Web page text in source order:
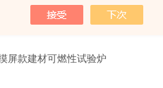
备，耐环境老化设备，金属检测设备，量具量仪
屏款建材可燃性试验炉